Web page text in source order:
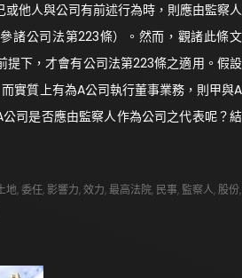
他人與公司有前述行為時，則應由監察人
諸公司法第223條）。然而，觀諸此條文
提下，才會有公司法第223條之適用。假設
實質上有為A公司執行董事業務，則甲與A
司是否應由監察人作為公司之代表呢？結
地,委任, 影響力,效力,最高法院, 民事,監察人,股份,